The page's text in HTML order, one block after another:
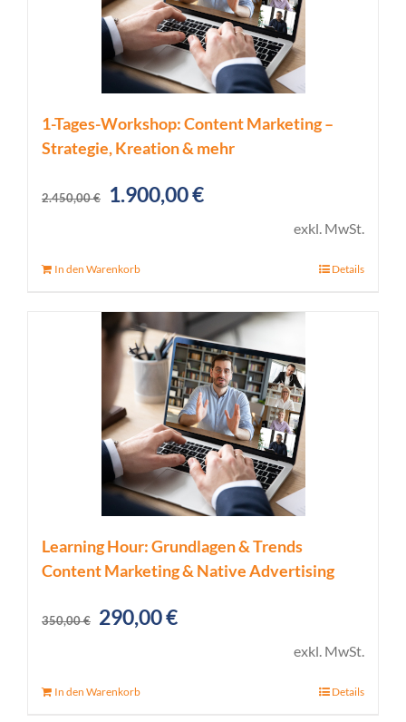
1-Tages-Workshop: Content Marketing –
Strategie, Kreation & mehr
2.450,00€
Ursprünglicher
1.900,00€Aktueller
exkl. MwSt.
In den Warenkorb Details
Learning Hour: Grundlagen & Trends
Content Marketing & Native Advertising
350,00€
Ursprünglicher
290,00€Aktueller
exkl. MwSt.
In den Warenkorb Details